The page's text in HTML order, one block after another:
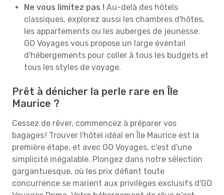
Ne vous limitez pas ! Au-delà des hôtels
classiques, explorez aussi les chambres d'hôtes,
les appartements ou les auberges de jeunesse.
GO Voyages vous propose un large éventail
d'hébergements pour coller à tous les budgets et
tous les styles de voyage.
Prêt à dénicher la perle rare en Île
Maurice ?
Cessez de rêver, commencez à préparer vos
bagages ! Trouver l'hôtel idéal en Île Maurice est la
première étape, et avec GO Voyages, c'est d'une
simplicité inégalable. Plongez dans notre sélection
gargantuesque, où les prix défiant toute
concurrence se marient aux privilèges exclusifs d'GO